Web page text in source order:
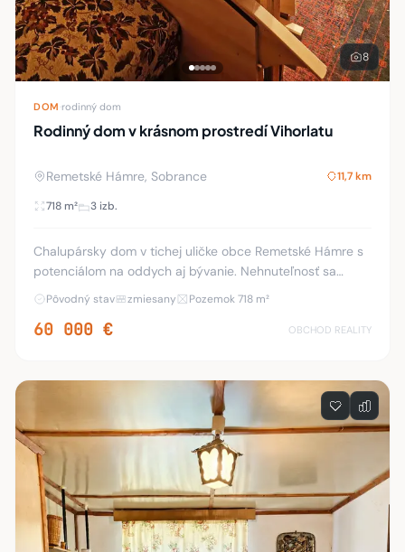
8
DOM rodinný dom
Rodinný dom v krásnom prostredí Vihorlatu
Remetské Hámre, Sobrance 11,7 km
718 m² 3 izb.
Chalupársky dom v tichej uličke obce Remetské Hámre s
potenciálom na oddych aj bývanie. Nehnuteľnosť sa
nachádza na pozemku o výmere 610 m² v tichej uličke
obce a ponúka široké možnosti využitia –
Pôvodný stav zmiesany Pozemok 718 m²
60 000 € OBCHOD REALITY